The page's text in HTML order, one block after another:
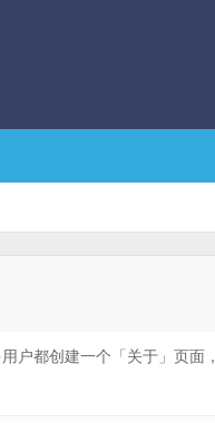
户都创建一个「关于」页面，